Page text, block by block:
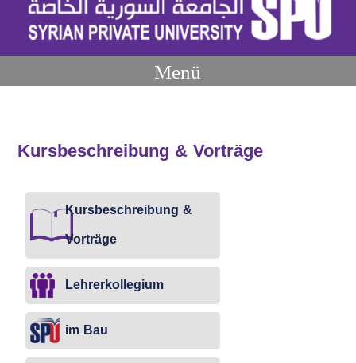
Menü
Kursbeschreibung & Vorträge
Kursbeschreibung &
Vorträge
Lehrerkollegium
im Bau
im
Bau
im
Bau
im
Bau
im
Bau